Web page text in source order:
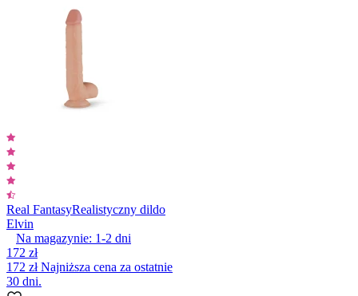
Real FantasyRealistyczny dildo
Elvin
Na magazynie: 1-2 dni
172 zł
172 złNajniższa cena za ostatnie
30 dni.